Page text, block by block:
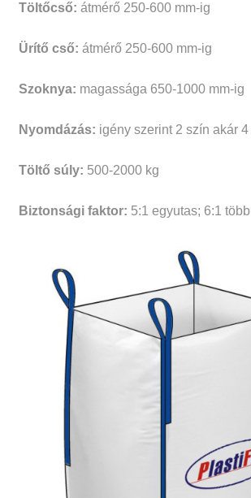
Töltőcső: átmérő 250-600 mm-ig
Ürítő cső: átmérő 250-600 mm-ig
Szoknya: magassága 650-1000 mm-ig
Nyomdázás: igény szerint 2 szín akár
Töltő súly: 500-2000 kg
Biztonsági faktor: 5:1 egyutas; 6:1